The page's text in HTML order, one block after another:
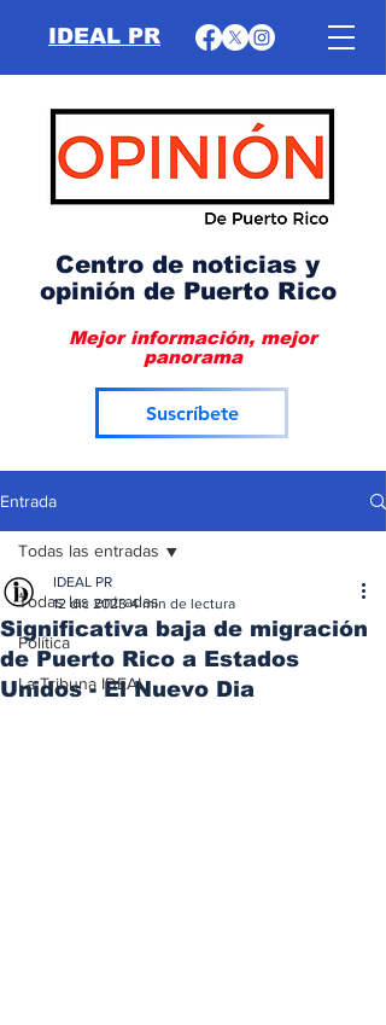
IDEAL PR
Centro de noticias y
opinión de Puerto Rico
Mejor información, mejor
panorama
Suscríbete
Entrada
Todas las entradas
Política
La Tribuna IDEAL
Todas las entradas
Significativa baja de migración
de Puerto Rico a Estados
Unidos - El Nuevo Dia
IDEAL PR
12 dic 2023 4 min de lectura